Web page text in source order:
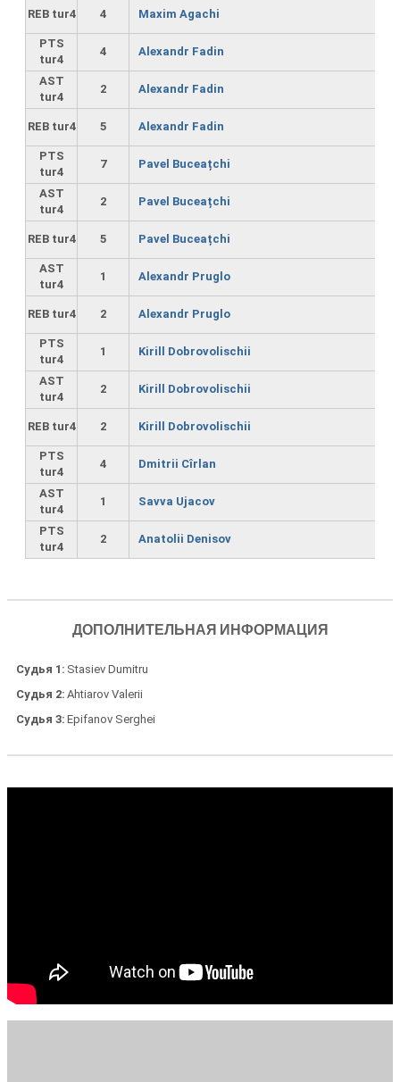
REB tur4 4 Maxim Agachi
PTS
tur4
4 Alexandr Fadin
AST
tur4
2 Alexandr Fadin
REB tur4 5 Alexandr Fadin
PTS
tur4
7 Pavel Buceațchi
AST
tur4
2 Pavel Buceațchi
REB tur4 5 Pavel Buceațchi
AST
tur4
1 Alexandr Pruglo
REB tur4 2 Alexandr Pruglo
PTS
tur4
1 Kirill Dobrovolischii
AST
tur4
2 Kirill Dobrovolischii
REB tur4 2 Kirill Dobrovolischii
PTS
tur4
4 Dmitrii Cîrlan
AST
tur4
1 Savva Ujacov
PTS
tur4
2 Anatolii Denisov
ДОПОЛНИТЕЛЬНАЯ ИНФОРМАЦИЯ
Судья 1 Stasiev Dumitru
Судья 2 Ahtiarov Valerii
Судья 3 Epifanov Serghei